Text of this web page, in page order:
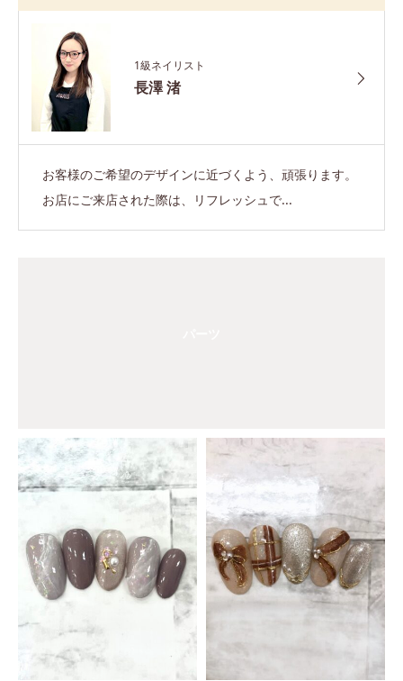
1級ネイリスト
長澤 渚
お客様のご希望のデザインに近づくよう、頑張ります。
お店にご来店された際は、リフレッシュで...